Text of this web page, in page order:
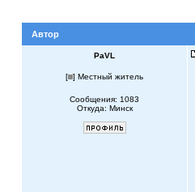
Автор
PaVL
[ ] Местный житель
Сообщения: 1083
Откуда: Минск